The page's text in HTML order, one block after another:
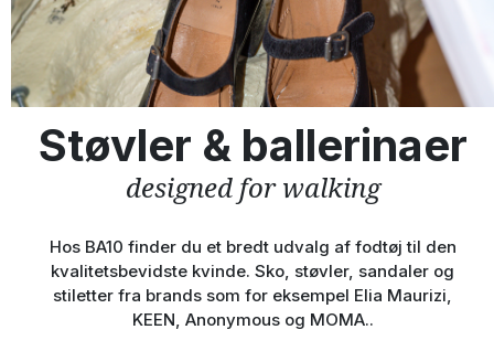
Støvler & ballerinaer
designed for walking
Hos BA10 finder du et bredt udvalg af fodtøj til den
kvalitetsbevidste kvinde. Sko, støvler, sandaler og
stiletter fra brands som for eksempel Elia Maurizi,
KEEN, Anonymous og MOMA..